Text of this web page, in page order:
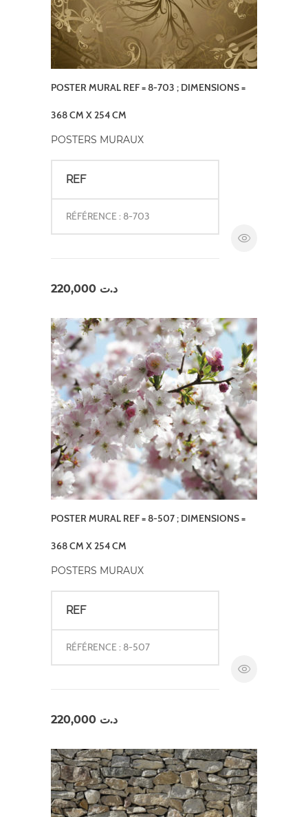
POSTER MURAL REF = 8-703 ; DIMENSIONS =
368 CM X 254 CM
POSTERS MURAUX
REF
RÉFÉRENCE : 8-703
د.ت
POSTER MURAL REF = 8-507 ; DIMENSIONS =
368 CM X 254 CM
POSTERS MURAUX
REF
RÉFÉRENCE : 8-507
د.ت